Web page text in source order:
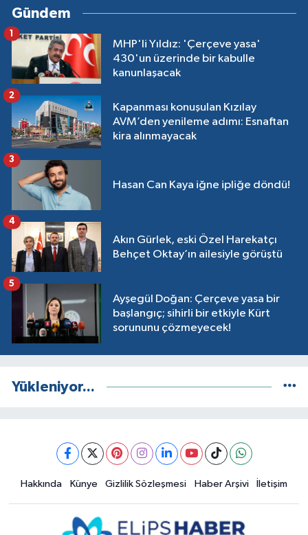
Gündem
MHP'li Yıldız: 'Çerçeve yasa'
430'un üzerinde bir kabulle
kanunlaşacak
1
Kapanması konuşulan Kızılay
AVM’den yenileme adımı: Esnaftan
kira alınmayacak
2
Hasan Can Kaya iğne ipliğe döndü!
3
Akın Gürlek, eski Özel Harekatçı
Behçet Oktay’ın ailesiyle görüştü
4
Ayşegül Doğan: Çerçeve yasa bir
başlangıç; sihirli bir etkiyle Kürt
sorununu çözmeyecek!
5
Yükleniyor...
Hakkında Künye Gizlilik Sözleşmesi Haber Arşivi İletişim